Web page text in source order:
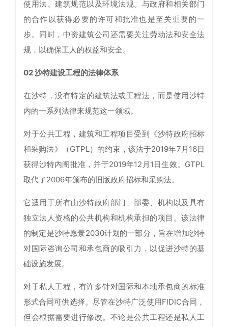
使用法、建筑规范以及环境法规。与政府和相关部门
的合作以获得必要的许可和批准也是至关重要的一
步。同时，中资建筑公司还需要关注劳动法和安全法
规，以确保工人的权益和安全。
02 沙特建设工程的法律体系
在沙特，没有特定的建筑法或工程法，而是使用沙特
内的一系列法律来规范这一领域。
对于公共工程，建筑和工程项目受到《沙特政府招标
和采购法》（GTPL）的约束，该法于2019年7月16日
获得沙特内阁批准，并于2019年12月1日生效。GTPL
取代了2006年颁布的旧版政府招标和采购法。
它适用于所有由沙特政府部门、部委、机构以及具有
独立法人资格的公共机构和机构承担的项目。该法律
的制定是沙特愿景2030计划的一部分，旨在增加沙特
对国际咨询公司和承包商的吸引力，以促进沙特的基
础设施发展。
对于私人工程，有许多针对国际和本地承包商的标准
形式合同可供选择。尽管在沙特广泛使用FIDIC合同，
但会根据需要进行修改。不论是公共工程还是私人工